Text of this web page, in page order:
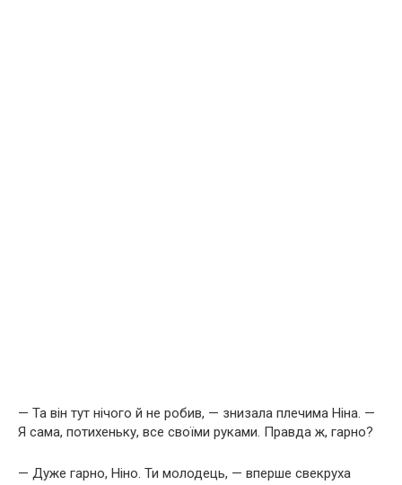
— Та він тут нічого й не робив, — знизала плечима Ніна. —
Я сама, потихеньку, все своїми руками. Правда ж, гарно?
— Дуже гарно, Ніно. Ти молодець, — вперше свекруха